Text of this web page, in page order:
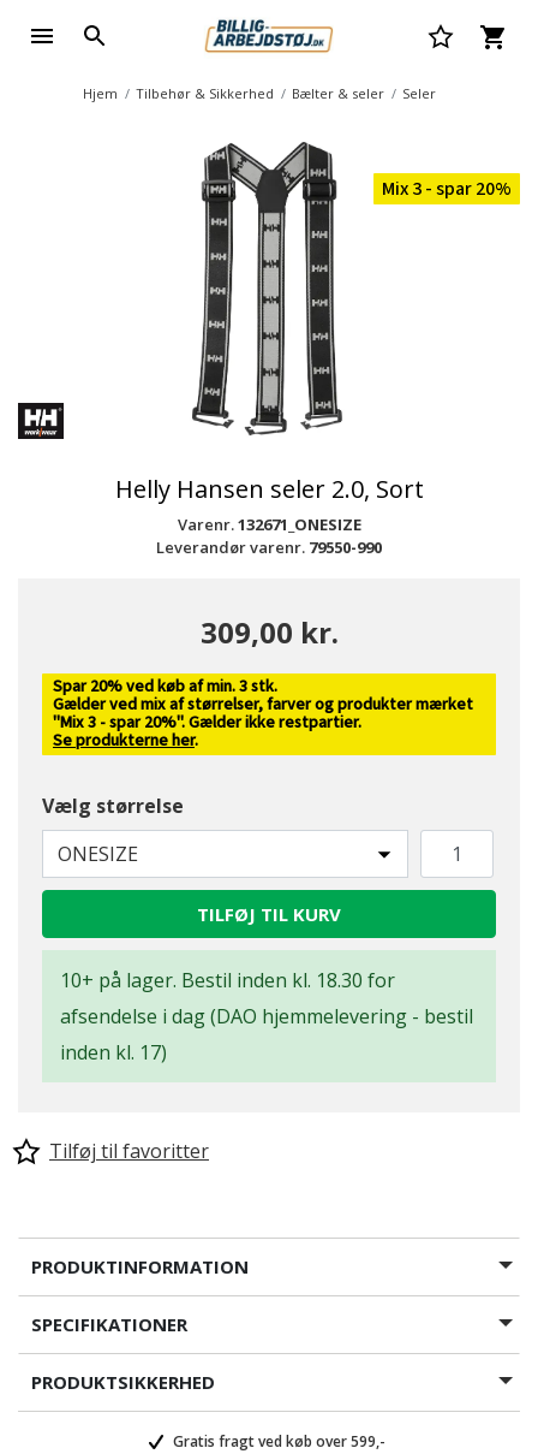
Hjem Tilbehør & Sikkerhed Bælter & seler Seler
Mix 3 - spar 20%
Helly Hansen seler 2.0, Sort
Varenr.132671_ONESIZE
Leverandør varenr. 79550-990
309,00 kr.
Spar 20% ved køb af min. 3 stk.
Gælder ved mix af størrelser, farver og produkter mærket
"Mix 3 - spar 20%". Gælder ikke restpartier.
Se produkterne her.
Vælg størrelse
ONESIZE
TILFØJ TIL KURV
10+ på lager. Bestil inden kl. 18.30 for
afsendelse i dag (DAO hjemmelevering - bestil
inden kl. 17)
Tilføj til favoritter
PRODUKTINFORMATION
SPECIFIKATIONER
PRODUKTSIKKERHED
Gratis fragt ved køb over 599,-